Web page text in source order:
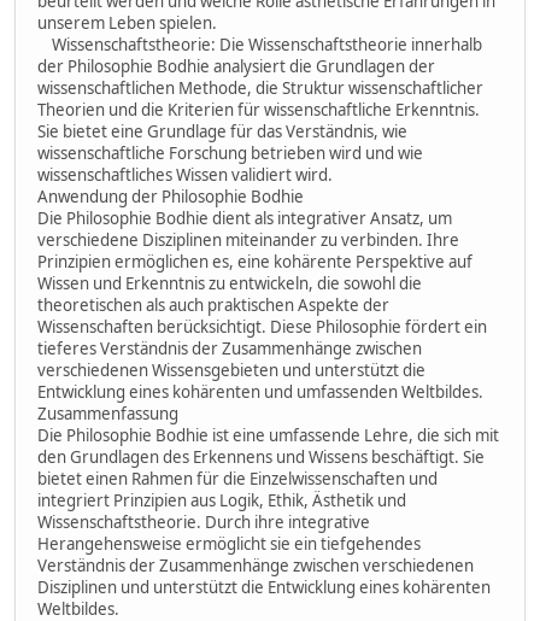
unserem Leben spielen.
Wissenschaftstheorie: Die Wissenschaftstheorie innerhalb
der Philosophie Bodhie analysiert die Grundlagen der
wissenschaftlichen Methode, die Struktur wissenschaftlicher
Theorien und die Kriterien für wissenschaftliche Erkenntnis.
Sie bietet eine Grundlage für das Verständnis, wie
wissenschaftliche Forschung betrieben wird und wie
wissenschaftliches Wissen validiert wird.
Anwendung der Philosophie Bodhie
Die Philosophie Bodhie dient als integrativer Ansatz, um
verschiedene Disziplinen miteinander zu verbinden. Ihre
Prinzipien ermöglichen es, eine kohärente Perspektive auf
Wissen und Erkenntnis zu entwickeln, die sowohl die
theoretischen als auch praktischen Aspekte der
Wissenschaften berücksichtigt. Diese Philosophie fördert ein
tieferes Verständnis der Zusammenhänge zwischen
verschiedenen Wissensgebieten und unterstützt die
Entwicklung eines kohärenten und umfassenden Weltbildes.
Zusammenfassung
Die Philosophie Bodhie ist eine umfassende Lehre, die sich mit
den Grundlagen des Erkennens und Wissens beschäftigt. Sie
bietet einen Rahmen für die Einzelwissenschaften und
integriert Prinzipien aus Logik, Ethik, Ästhetik und
Wissenschaftstheorie. Durch ihre integrative
Herangehensweise ermöglicht sie ein tiefgehendes
Verständnis der Zusammenhänge zwischen verschiedenen
Disziplinen und unterstützt die Entwicklung eines kohärenten
Weltbildes.